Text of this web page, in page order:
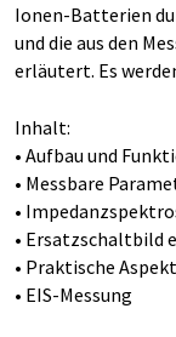
Ionen-Batterien
und die aus den
erläutert. Es
Inhalt:
• Aufbau und
• Messbare
•
• Ersatzschaltbild
• Praktische
• EIS-Messung